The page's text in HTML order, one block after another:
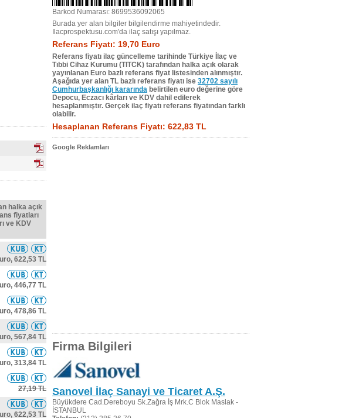
halka açık
fiyatları
ve KDV
622,53 TL
446,77 TL
478,86 TL
567,84 TL
313,84 TL
27,19 TL
622,53 TL
Barkod Numarası: 8699536092065
Burada yer alan bilgiler bilgilendirme mahiyetindedir.
Ilacprospektusu.com'da ilaç satışı yapılmaz.
Referans Fiyatı: 19,70 Euro
Referans fiyatı ilaç güncelleme tarihinde Türkiye İlaç ve
Tıbbi Cihaz Kurumu (TITCK) tarafından halka açık olarak
yayınlanan Euro bazlı referans fiyat listesinden alınmıştır.
Aşağıda yer alan TL bazlı referans fiyatı ise 32702 sayılı
Cumhurbaşkanlığı kararında belirtilen euro değerine göre
Depocu, Eczacı kârları ve KDV dahil edilerek
hesaplanmıştır. Gerçek ilaç fiyatı referans fiyatından farklı
olabilir.
Hesaplanan Referans Fiyatı: 622,83 TL
Google Reklamları
Firma Bilgileri
Sanovel İlaç Sanayi ve Ticaret A.Ş.
Büyükdere Cad.Dereboyu Sk.Zağra İş Mrk.C Blok Maslak -
İSTANBUL